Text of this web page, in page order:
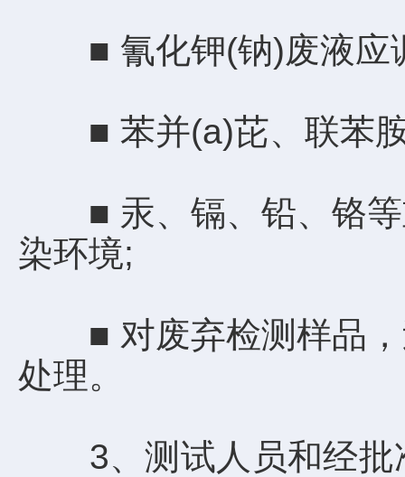
■ 氰化钾(钠)废液应
■ 苯并(a)芘、联苯胺
■ 汞、镉、铅、铬等
染环境;
■ 对废弃检测样品，
处理。
3、测试人员和经批